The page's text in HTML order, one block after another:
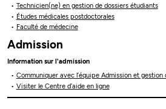
Technicien(ne) en gestion de dossiers étudiants
Études médicales postdoctorales
Faculté de médecine
Admission
Information sur l'admission
Communiquer avec l’équipe Admission et gestion
Visiter le Centre d’aide en ligne